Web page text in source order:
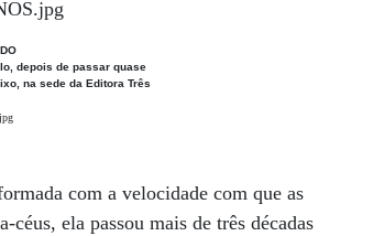
depois de passar quase
na sede da Editora Três
com a velocidade com que as
céus, ela passou mais de três décadas